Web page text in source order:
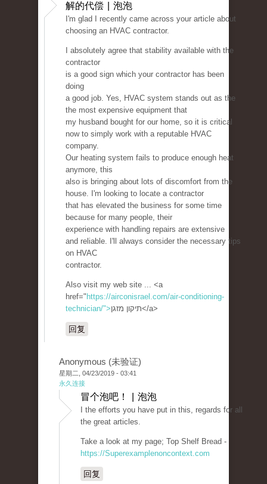
解的代偿 | 泡泡
I'm glad I recently came across your article about
choosing an HVAC contractor.
I absolutely agree that stability available with the
contractor
is a good sign which your contractor has been
doing
a good job. Yes, HVAC system stands out as the
the most expensive equipment that
my husband bought for our home, so it is critical
now to simply work with a reputable HVAC
company.
Our heating system fails to produce enough heat
anymore, this
also is bringing about lots of discomfort from the
house. I'm looking to locate a contractor
that has elevated the business for some time
because for many people, their
experience with handling repairs are extensive
and reliable. I'll always consider the necessary tips
on HVAC
contractor.
Also visit my web site ... <a
href=" https://airconisrael.com/air-conditioning-
technician/">
תיקון מזגן</a>
回复
Anonymous (未验证)
星期二, 04/23/2019 - 03:41
永久连接
冒个泡吧！ | 泡泡
I the efforts you have put in this, regards for all
the great articles.
Take a look at my page; Top Shelf Bread -
https://Superexamplenoncontext.com
回复